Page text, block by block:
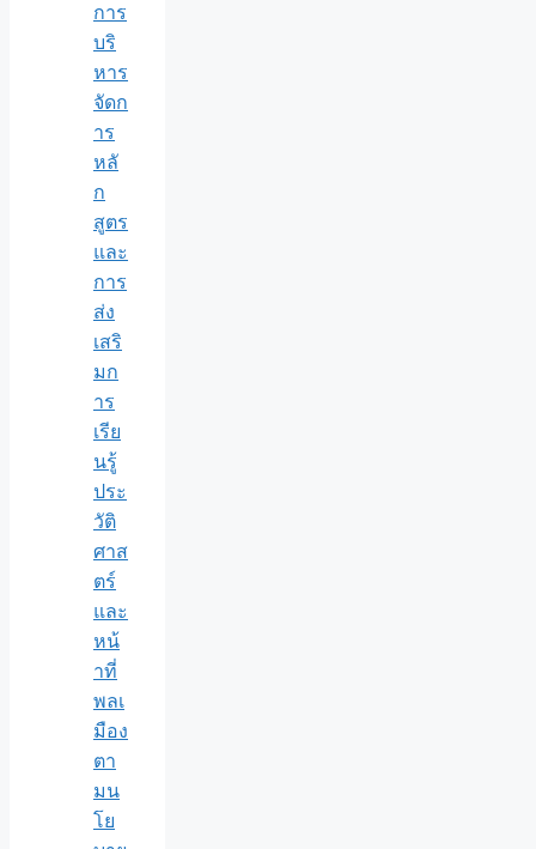
การ
บริ
หาร
จัดก
าร
หลั
ก
สูตร
และ
การ
ส่ง
เสริ
มก
าร
เรีย
นรู้
ประ
วัติ
ศาส
ตร์
และ
หน้
าที่
พลเ
มือง
ตา
มน
โย